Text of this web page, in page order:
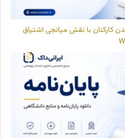
کارکنان با نقش میانجی اشتیاق